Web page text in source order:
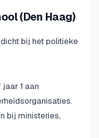
(Den Haag)
bij het politieke
1 aan
bij ministeries,